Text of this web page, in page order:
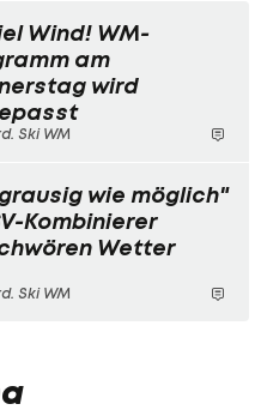
Wind! WM-
am
wird
Ski WM
wie möglich"
Kombinierer
Wetter
Ski WM